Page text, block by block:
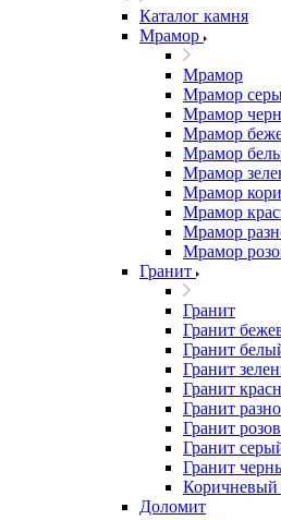
Каталог камня
Мрамор
Мрамор
Мрамор
Мрамор
Мрамор
Мрамор
Мрамор
Мрамор
Мрамор
Мрамор
Мрамор
Гранит
Гранит
Гранит
Гранит
Гранит
Гранит
Гранит
Гранит
Гранит
Гранит
Коричневый
Доломит